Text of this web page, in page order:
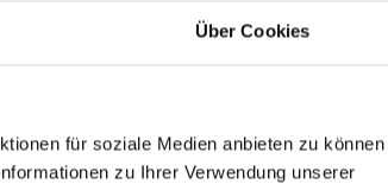
Über Cookies
für soziale Medien anbieten zu können
zu Ihrer Verwendung unserer
& Risiken